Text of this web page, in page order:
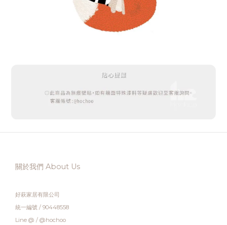
關於我們 About Us
好萩家居有限公司
統一編號 / 90448558
Line @ / @hochoo